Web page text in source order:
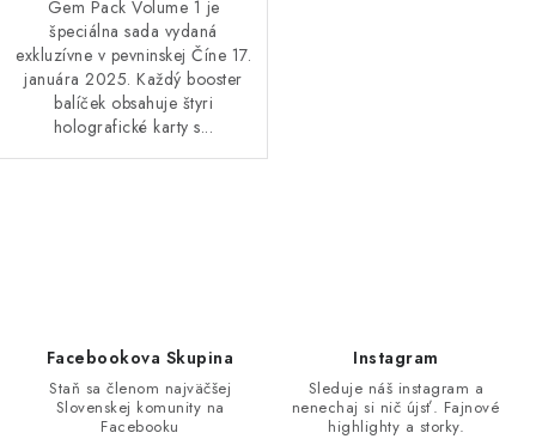
Gem Pack Volume 1 je
špeciálna sada vydaná
exkluzívne v pevninskej Číne 17.
januára 2025. Každý booster
balíček obsahuje štyri
holografické karty s...
Facebookova Skupina
Staň sa členom najväčšej
Slovenskej komunity na
Facebooku
Instagram
Sleduje náš instagram a
nenechaj si nič újsť. Fajnové
highlighty a storky.